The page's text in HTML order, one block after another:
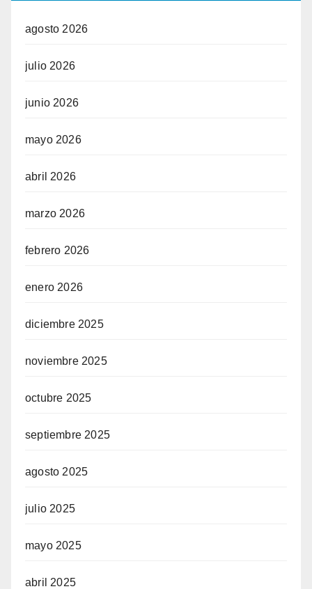
agosto 2026
julio 2026
junio 2026
mayo 2026
abril 2026
marzo 2026
febrero 2026
enero 2026
diciembre 2025
noviembre 2025
octubre 2025
septiembre 2025
agosto 2025
julio 2025
mayo 2025
abril 2025